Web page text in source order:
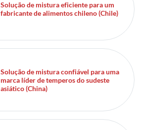
Solução de mistura eficiente para um
fabricante de alimentos chileno (Chile)
Solução de mistura confiável para uma
marca líder de temperos do sudeste
asiático (China)